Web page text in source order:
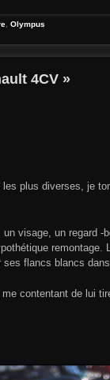
Olympus
4CV »
plus diverses, je
visage, un regard
flancs blancs
contentant de lui